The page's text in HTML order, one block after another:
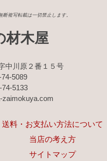
断複写転載は一切禁止します。
材木屋
中川原２番１５号
5089
74-5133
zaimokuya.com
送料・お支払い方法について
当店の考え方
サイトマップ